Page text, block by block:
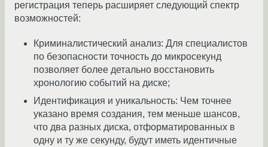
регистрация теперь расширяет следующий спектр
возможностей:
Криминалистический анализ: Для специалистов
по безопасности точность до микросекунд
позволяет более детально восстановить
хронологию событий на диске;
Идентификация и уникальность: Чем точнее
указано время создания, тем меньше шансов,
что два разных диска, отформатированных в
одну и ту же секунду, будут иметь идентичные